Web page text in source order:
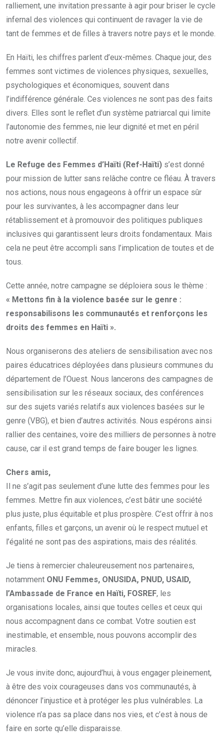
ralliement, une invitation pressante à agir pour briser le cycle
infernal des violences qui continuent de ravager la vie de
tant de femmes et de filles à travers notre pays et le monde.
En Haïti, les chiffres parlent d’eux-mêmes. Chaque jour, des
femmes sont victimes de violences physiques, sexuelles,
psychologiques et économiques, souvent dans
l’indifférence générale. Ces violences ne sont pas des faits
divers. Elles sont le reflet d’un système patriarcal qui limite
l’autonomie des femmes, nie leur dignité et met en péril
notre avenir collectif.
Le Refuge des Femmes d’Haïti (Ref-Haïti) s’est donné
pour mission de lutter sans relâche contre ce fléau. À travers
nos actions, nous nous engageons à offrir un espace sûr
pour les survivantes, à les accompagner dans leur
rétablissement et à promouvoir des politiques publiques
inclusives qui garantissent leurs droits fondamentaux. Mais
cela ne peut être accompli sans l’implication de toutes et de
tous.
Cette année, notre campagne se déploiera sous le thème :
« Mettons fin à la violence basée sur le genre :
responsabilisons les communautés et renforçons les
droits des femmes en Haïti ».
Nous organiserons des ateliers de sensibilisation avec nos
paires éducatrices déployées dans plusieurs communes du
département de l’Ouest. Nous lancerons des campagnes de
sensibilisation sur les réseaux sociaux, des conférences
sur des sujets variés relatifs aux violences basées sur le
genre (VBG), et bien d’autres activités. Nous espérons ainsi
rallier des centaines, voire des milliers de personnes à notre
cause, car il est grand temps de faire bouger les lignes.
Chers amis,
Il ne s’agit pas seulement d’une lutte des femmes pour les
femmes. Mettre fin aux violences, c’est bâtir une société
plus juste, plus équitable et plus prospère. C’est offrir à nos
enfants, filles et garçons, un avenir où le respect mutuel et
l’égalité ne sont pas des aspirations, mais des réalités.
Je tiens à remercier chaleureusement nos partenaires,
notamment ONU Femmes, ONUSIDA, PNUD, USAID,
l’Ambassade de France en Haïti, FOSREF, les
organisations locales, ainsi que toutes celles et ceux qui
nous accompagnent dans ce combat. Votre soutien est
inestimable, et ensemble, nous pouvons accomplir des
miracles.
Je vous invite donc, aujourd’hui, à vous engager pleinement,
à être des voix courageuses dans vos communautés, à
dénoncer l’injustice et à protéger les plus vulnérables. La
violence n’a pas sa place dans nos vies, et c’est à nous de
faire en sorte qu’elle disparaisse.